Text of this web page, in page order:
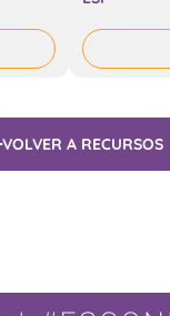
VOLVER A RECURSOS